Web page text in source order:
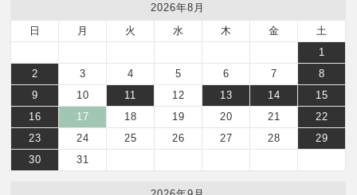
2026年8月
日
月 火 水 木 金
土
1
2
3 4 5 6 7
8
9
10 11 12 13 14
15
16
17 18 19 20 21
22
23
24 25 26 27 28
29
30
31